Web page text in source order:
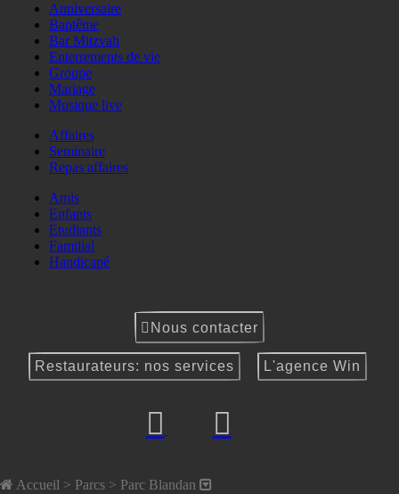
Anniversaire
Baptême
Bar Mitzvah
Enterrements de vie
Groupe
Mariage
Musique live
Affaires
Seminaire
Repas affaires
Amis
Enfants
Etudiants
Familial
Handicapé
Nous contacter
Restaurateurs: nos services L'agence Win
Accueil > Parcs > Parc Blandan